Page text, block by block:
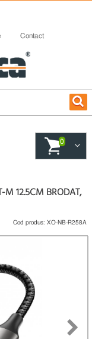
Contact
0
12.5CM BRODAT,
Cod produs: XO-NB-R258A